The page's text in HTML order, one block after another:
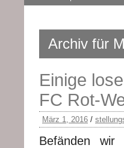
Archiv für
Einige
FC Rot-
März 1, 2016 /
Befänden